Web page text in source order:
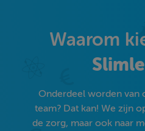
Waarom
Onderdeel worden van
team? Dat kan! We zijn
de zorg, maar ook naar